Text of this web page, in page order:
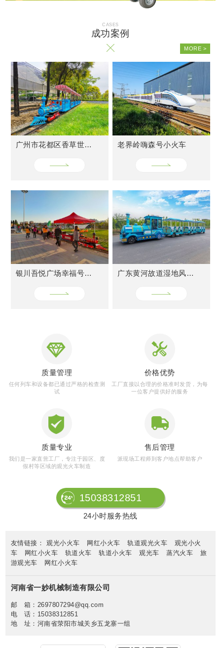
CASES
成功案例
广州市花都区香草世界轨道小火车 老界岭嗨森号小火车
银川吾悦广场幸福号火车 广东黄河故道湿地风景区网红小火车
质量管理
任何列车和设备都已通过严格的检查测
试
价格优势
工厂直接以合理的价格准时发货，为每
一位客户提供好的服务
质量专业
我们是一家直营工厂，专注于园区、度
假村等区域的观光火车制造
售后管理
派现场工程师到客户地点帮助客户
15038312851
24小时服务热线
友情链接： 观光小火车 网红小火车 轨道观光火车
观光小火
车
网红小火车 轨道火车 轨道小火车 观光车 蒸汽火车
旅
游观光车
网红小火车
河南省一妙机械制造有限公司
邮 箱：2697807294@qq.com
电 话：15038312851
地 址：河南省荥阳市城关乡五龙寨一组